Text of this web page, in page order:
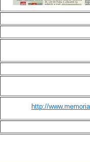
http://